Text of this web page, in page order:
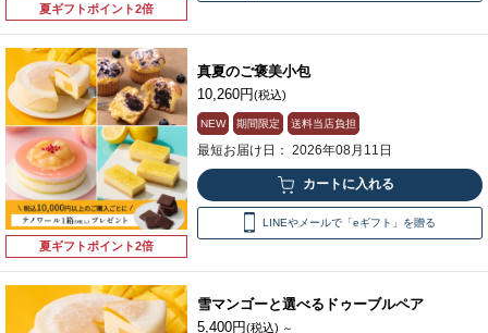
夏ギフトポイント2倍
夏ギフトポイント2倍
真夏のご褒美小包
10,260円(税込)
NEW 期間限定 送料当店負担
最短お届け日： 2026年08月11日
LINEやメールで「eギフト」を贈る
雪マンゴーと選べるドゥーブルペア
5,400円(税込) ～